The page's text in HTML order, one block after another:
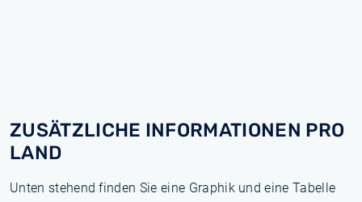
ZUSÄTZLICHE INFORMATIONEN PRO
LAND
Unten stehend finden Sie eine Graphik und eine Tabelle